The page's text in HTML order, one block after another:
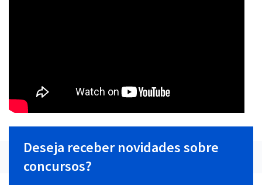
Deseja receber novidades sobre
concursos?